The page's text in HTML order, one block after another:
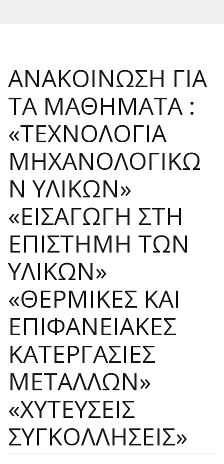
ΑΝΑΚΟΙΝΩΣΗ ΓΙΑ
ΤΑ ΜΑΘΗΜΑΤΑ :
«ΤΕΧΝΟΛΟΓΙΑ
ΜΗΧΑΝΟΛΟΓΙΚΩ
Ν ΥΛΙΚΩΝ»
«ΕΙΣΑΓΩΓΗ ΣΤΗ
ΕΠΙΣΤΗΜΗ ΤΩΝ
ΥΛΙΚΩΝ»
«ΘΕΡΜΙΚΕΣ ΚΑΙ
ΕΠΙΦΑΝΕΙΑΚΕΣ
ΚΑΤΕΡΓΑΣΙΕΣ
ΜΕΤΑΛΛΩΝ»
«ΧΥΤΕΥΣΕΙΣ
ΣΥΓΚΟΛΛΗΣΕΙΣ»